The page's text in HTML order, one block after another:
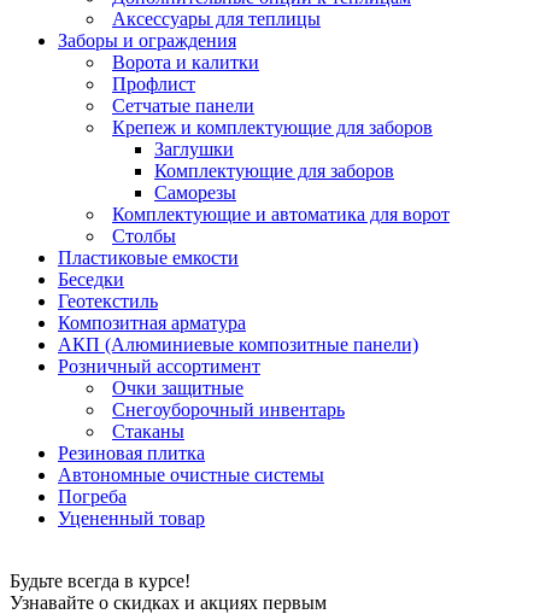
Аксессуары для теплицы
Заборы и ограждения
Ворота и калитки
Профлист
Сетчатые панели
Крепеж и комплектующие для заборов
Заглушки
Комплектующие для заборов
Саморезы
Комплектующие и автоматика для ворот
Столбы
Пластиковые емкости
Беседки
Геотекстиль
Композитная арматура
АКП (Алюминиевые композитные панели)
Розничный ассортимент
Очки защитные
Снегоуборочный инвентарь
Стаканы
Резиновая плитка
Автономные очистные системы
Погреба
Уцененный товар
Будьте всегда в курсе!
Узнавайте о скидках и акциях первым